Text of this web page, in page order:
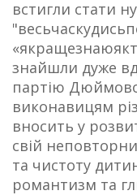
встигли стати
знайшли дуже
партію
виконавицям
вносить у
свій
та чистоту
романтизм та